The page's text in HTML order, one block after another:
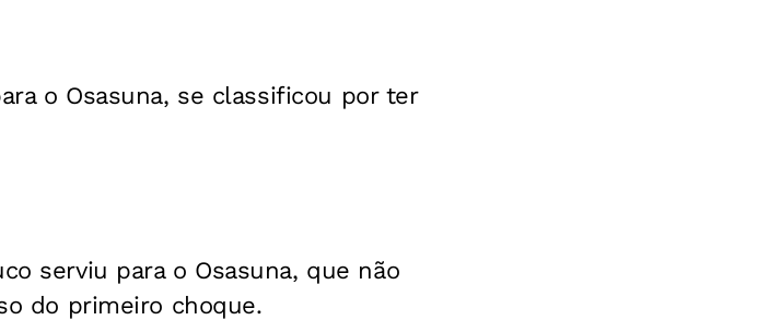
o Osasuna, se classificou por ter
serviu para o Osasuna, que não
do primeiro choque.